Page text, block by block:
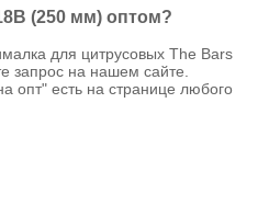
(250 мм) оптом?
для цитрусовых The Bars
запрос на нашем сайте.
опт" есть на странице любого